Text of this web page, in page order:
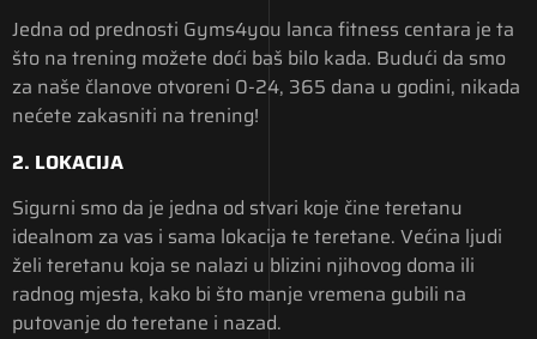
Jedna od prednosti Gyms4you lanca fitness centara je ta
što na trening možete doći baš bilo kada. Budući da smo
za naše članove otvoreni 0-24, 365 dana u godini, nikada
nećete zakasniti na trening!
2. LOKACIJA
Sigurni smo da je jedna od stvari koje čine teretanu
idealnom za vas i sama lokacija te teretane. Većina ljudi
želi teretanu koja se nalazi u blizini njihovog doma ili
radnog mjesta, kako bi što manje vremena gubili na
putovanje do teretane i nazad.